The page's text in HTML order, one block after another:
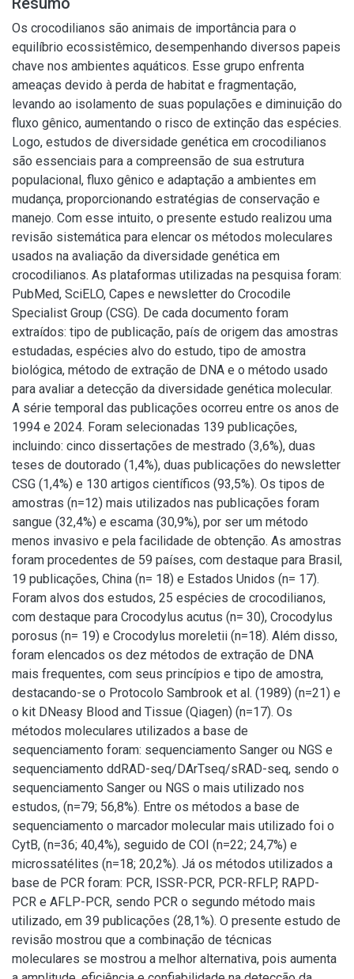
Os crocodilianos são animais de importância para o
equilíbrio ecossistêmico, desempenhando diversos papeis
chave nos ambientes aquáticos. Esse grupo enfrenta
ameaças devido à perda de habitat e fragmentação,
levando ao isolamento de suas populações e diminuição do
fluxo gênico, aumentando o risco de extinção das espécies.
Logo, estudos de diversidade genética em crocodilianos
são essenciais para a compreensão de sua estrutura
populacional, fluxo gênico e adaptação a ambientes em
mudança, proporcionando estratégias de conservação e
manejo. Com esse intuito, o presente estudo realizou uma
revisão sistemática para elencar os métodos moleculares
usados na avaliação da diversidade genética em
crocodilianos. As plataformas utilizadas na pesquisa foram:
PubMed, SciELO, Capes e newsletter do Crocodile
Specialist Group (CSG). De cada documento foram
extraídos: tipo de publicação, país de origem das amostras
estudadas, espécies alvo do estudo, tipo de amostra
biológica, método de extração de DNA e o método usado
para avaliar a detecção da diversidade genética molecular.
A série temporal das publicações ocorreu entre os anos de
1994 e 2024. Foram selecionadas 139 publicações,
incluindo: cinco dissertações de mestrado (3,6%), duas
teses de doutorado (1,4%), duas publicações do newsletter
CSG (1,4%) e 130 artigos científicos (93,5%). Os tipos de
amostras (n=12) mais utilizados nas publicações foram
sangue (32,4%) e escama (30,9%), por ser um método
menos invasivo e pela facilidade de obtenção. As amostras
foram procedentes de 59 países, com destaque para Brasil,
19 publicações, China (n= 18) e Estados Unidos (n= 17).
Foram alvos dos estudos, 25 espécies de crocodilianos,
com destaque para Crocodylus acutus (n= 30), Crocodylus
porosus (n= 19) e Crocodylus moreletii (n=18). Além disso,
foram elencados os dez métodos de extração de DNA
mais frequentes, com seus princípios e tipo de amostra,
destacando-se o Protocolo Sambrook et al. (1989) (n=21) e
o kit DNeasy Blood and Tissue (Qiagen) (n=17). Os
métodos moleculares utilizados a base de
sequenciamento foram: sequenciamento Sanger ou NGS e
sequenciamento ddRAD-seq/DArTseq/sRAD-seq, sendo o
sequenciamento Sanger ou NGS o mais utilizado nos
estudos, (n=79; 56,8%). Entre os métodos a base de
sequenciamento o marcador molecular mais utilizado foi o
CytB, (n=36; 40,4%), seguido de COI (n=22; 24,7%) e
microssatélites (n=18; 20,2%). Já os métodos utilizados a
base de PCR foram: PCR, ISSR-PCR, PCR-RFLP, RAPD-
PCR e AFLP-PCR, sendo PCR o segundo método mais
utilizado, em 39 publicações (28,1%). O presente estudo de
revisão mostrou que a combinação de técnicas
moleculares se mostrou a melhor alternativa, pois aumenta